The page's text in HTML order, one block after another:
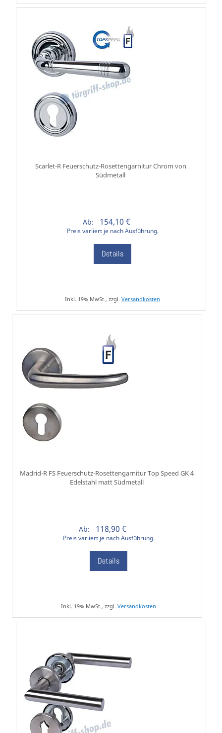
Scarlet-R Feuerschutz-Rosettengarnitur Chrom von
Südmetall
Ab: 154,10 €
Preis variiert je nach Ausführung.
Details
Inkl. 19% MwSt., zzgl. Versandkosten
Madrid-R FS Feuerschutz-Rosettengarnitur Top Speed GK 4
Edelstahl matt Südmetall
Ab: 118,90 €
Preis variiert je nach Ausführung.
Details
Inkl. 19% MwSt., zzgl. Versandkosten